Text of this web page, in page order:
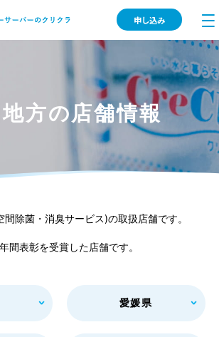
申し込み
地方の店舗情報
間除菌・消臭サービス)の取扱店舗です。
間表彰を受賞した店舗です。
愛媛県